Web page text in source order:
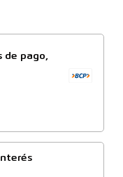
de pago,